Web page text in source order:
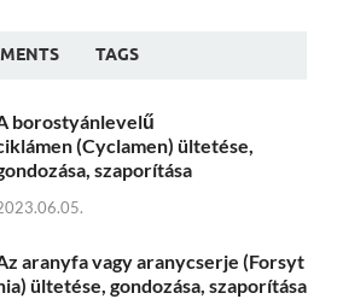
TAGS
borostyánlevelű
(Cyclamen) ültetése,
szaporítása
aranyfa vagy aranycserje (Forsyt
ültetése, gondozása, szaporítása